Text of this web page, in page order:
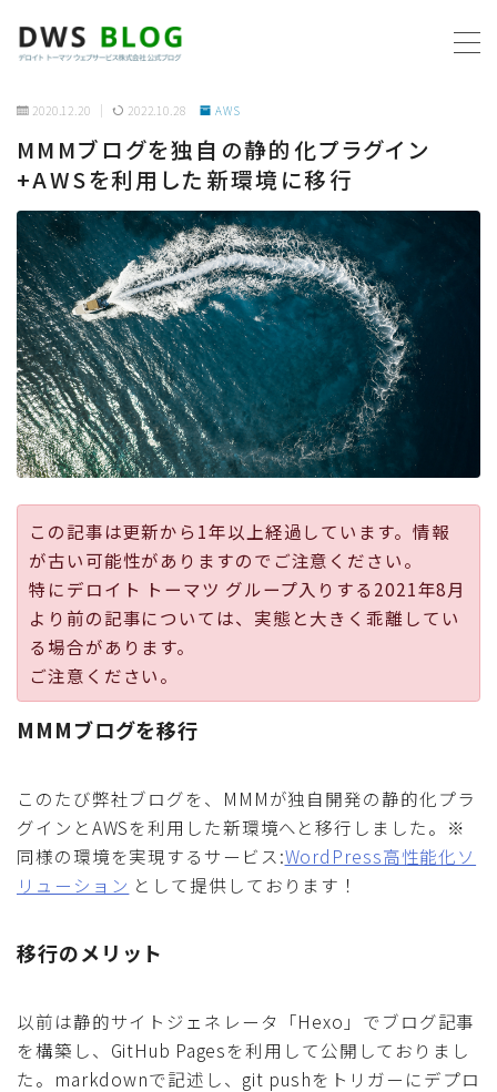
ホーム
AWS
プログラミング
ビジネス
リモートワーク
社内制度
採用
公式ページ
2020.12.20 2022.10.28 AWS
MMMブログを独自の静的化プラグイン
+AWSを利用した新環境に移行
この記事は更新から1年以上経過しています。情報
が古い可能性がありますのでご注意ください。
特にデロイト トーマツ グループ入りする2021年8月
より前の記事については、実態と大きく乖離してい
る場合があります。
ご注意ください。
MMMブログを移行
このたび弊社ブログを、MMMが独自開発の静的化プラ
グインとAWSを利用した新環境へと移行しました。※
同様の環境を実現するサービス:WordPress高性能化ソ
リューション として提供しております！
移行のメリット
以前は静的サイトジェネレータ「Hexo」でブログ記事
を構築し、GitHub Pagesを利用して公開しておりまし
た。markdownで記述し、git pushをトリガーにデプロ